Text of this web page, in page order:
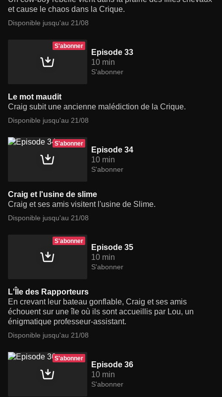
et cause le chaos dans la Crique.
Disponible jusqu'au 21/08
S'abonner
Episode 33
10 min
S'abonner
Le mot maudit
Craig subit une ancienne malédiction de la Crique.
Disponible jusqu'au 21/08
S'abonner
Episode 34
10 min
S'abonner
Craig et l'usine de slime
Craig et ses amis visitent l'usine de Slime.
Disponible jusqu'au 21/08
S'abonner
Episode 35
10 min
S'abonner
L'Île des Rapporteurs
En crevant leur bateau gonflable, Craig et ses amis
échouent sur une île où ils sont accueillis par Lou, un
énigmatique professeur-assistant.
Disponible jusqu'au 21/08
S'abonner
Episode 36
10 min
S'abonner